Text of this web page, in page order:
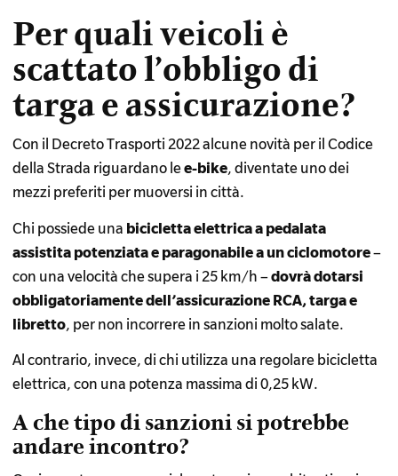
Per quali veicoli è
scattato l’obbligo di
targa e assicurazione?
Con il Decreto Trasporti 2022 alcune novità per il Codice
della Strada riguardano lee-bike, diventate uno dei
mezzi preferiti per muoversi in città.
Chi possiede una bicicletta elettrica a pedalata
assistita potenziata e paragonabile a un ciclomotore–
con una velocità che supera i 25 km/h –dovrà dotarsi
obbligatoriamente dell’assicurazione RCA, targa e
libretto, per non incorrere in sanzioni molto salate.
Al contrario, invece, di chi utilizza una regolare bicicletta
elettrica, con una potenza massima di 0,25 kW.
A che tipo di sanzioni si potrebbe
andare incontro?